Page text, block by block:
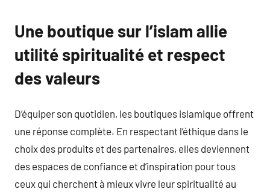
Une boutique sur l’islam allie
utilité spiritualité et respect
des valeurs
D’équiper son quotidien, les boutiques islamique offrent
une réponse complète. En respectant l’éthique dans le
choix des produits et des partenaires, elles deviennent
des espaces de confiance et d’inspiration pour tous
ceux qui cherchent à mieux vivre leur spiritualité au